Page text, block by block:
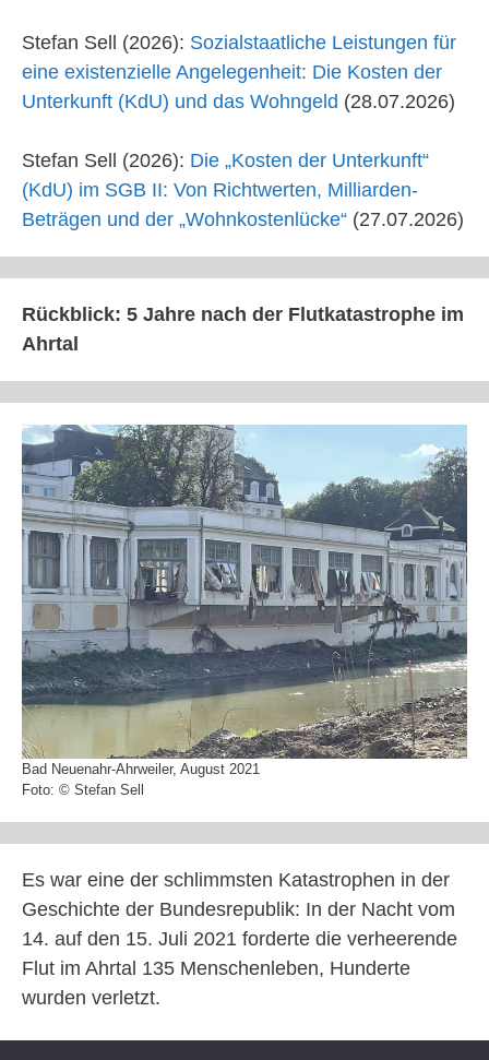
Stefan Sell (2026): Sozialstaatliche Leistungen für
eine existenzielle Angelegenheit: Die Kosten der
Unterkunft (KdU) und das Wohngeld (28.07.2026)
Stefan Sell (2026): Die „Kosten der Unterkunft“
(KdU) im SGB II: Von Richtwerten, Milliarden-
Beträgen und der „Wohnkostenlücke“ (27.07.2026)
Rückblick: 5 Jahre nach der Flutkatastrophe im
Ahrtal
Bad Neuenahr-Ahrweiler, August 2021
Foto: © Stefan Sell
Es war eine der schlimmsten Katastrophen in der
Geschichte der Bundesrepublik: In der Nacht vom
14. auf den 15. Juli 2021 forderte die verheerende
Flut im Ahrtal 135 Menschenleben, Hunderte
wurden verletzt.